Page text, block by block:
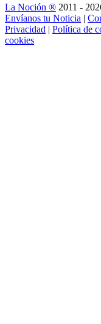
La Noción ® 2011 -
Envíanos tu Noticia |
Privacidad | Política de
cookies